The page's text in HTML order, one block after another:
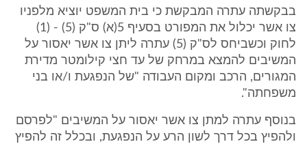
בבקשתה עתרה המבקשת כי בית המשפט יוציא מלפניו
צו אשר יכלול את המפורט בסעיף 5(א) ס"ק (5) - (1)
לחוק וכשביחס לס"ק (5) עתרה ליתן צו אשר יאסור על
המשיבים להמצא במרחק של עד חצי קילומטר מדירת
המגורים, הרכב ומקום העבודה "של הנפגעת ו/או בני
משפחתה".
בנוסף עתרה למתן צו אשר יאסור על המשיבים "לפרסם
ולהפיץ בכל דרך לשון הרע על הנפגעת, ובכלל זה להפיץ